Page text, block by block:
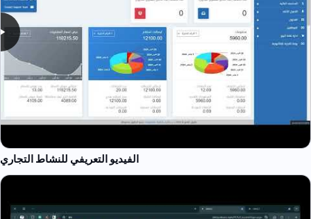
الفيديو التعريفي للنشاط التجاري